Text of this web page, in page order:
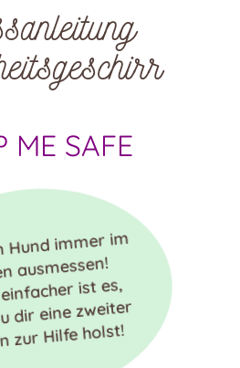
ME SAFE
Hund immer im
ausmessen!
ist es,
dir eine zweiter
zur Hilfe holst!